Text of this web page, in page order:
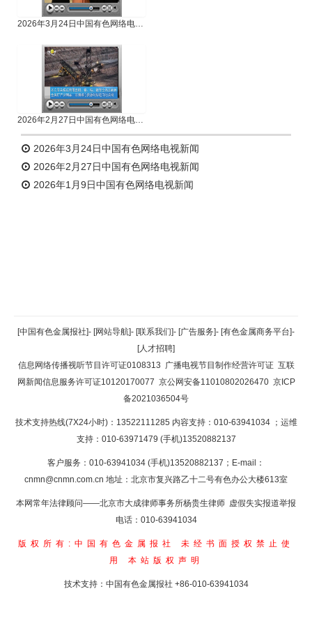
2026年3月24日中国有色网络电视新闻
2026年2月27日中国有色网络电视新闻
2026年3月24日中国有色网络电视新闻
2026年2月27日中国有色网络电视新闻
2026年1月9日中国有色网络电视新闻
返回顶部
返回首页
[中国有色金属报社]- [网站导航]- [联系我们]- [广告服务]- [有色金属商务平台]-
[人才招聘]
信息网络传播视听节目许可证0108313 广播电视节目制作经营许可证 互联
网新闻信息服务许可证10120170077 京公网安备11010802026470 京ICP
备2021036504号
技术支持热线(7X24小时)：13522111285 内容支持：010-63941034 ；运维
支持：010-63971479 (手机)13520882137
客户服务：010-63941034 (手机)13520882137；E-mail：
cnmn@cnmn.com.cn 地址：北京市复兴路乙十二号有色办公大楼613室
本网常年法律顾问——北京市大成律师事务所杨贵生律师 虚假失实报道举报
电话：010-63941034
版权所有:中国有色金属报社
未经书面授权禁止使
用 本站版权声明
技术支持：中国有色金属报社 +86-010-63941034